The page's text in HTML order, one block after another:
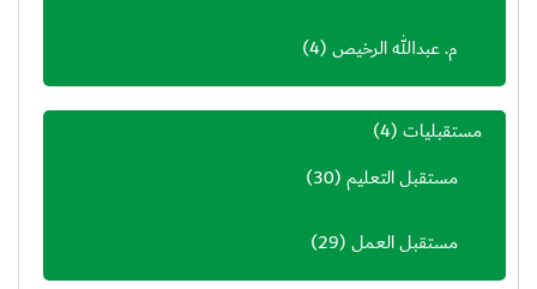
م. عبدالله الرخيص(4)
مستقبليات(4)
مستقبل التعليم(30)
مستقبل العمل(29)